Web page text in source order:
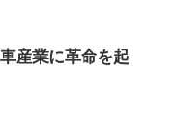
産業に革命を起